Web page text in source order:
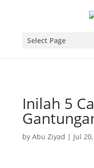
Select Page
Inilah 5
by Abu Ziyad | Jul